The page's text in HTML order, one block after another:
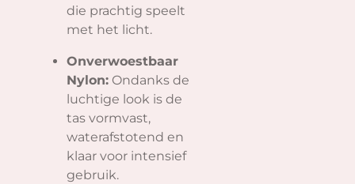
die prachtig speelt
met het licht.
Onverwoestbaar
Nylon: Ondanks de
luchtige look is de
tas vormvast,
waterafstotend en
klaar voor intensief
gebruik.